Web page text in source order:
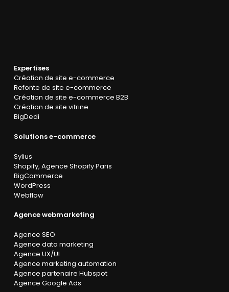
Expertises
Création de site e-commerce
Refonte de site e-commerce
Création de site e-commerce B2B
Création de site vitrine
BigDedi
Solutions e-commerce
Sylius
Shopify, Agence Shopify Paris
BigCommerce
WordPress
Webflow
Agence webmarketing
Agence SEO
Agence data marketing
Agence UX/UI
Agence marketing automation
Agence partenaire Hubspot
Agence Google Ads